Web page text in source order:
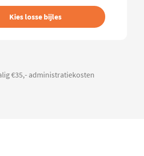
Kies losse bijles
€35,- administratiekosten